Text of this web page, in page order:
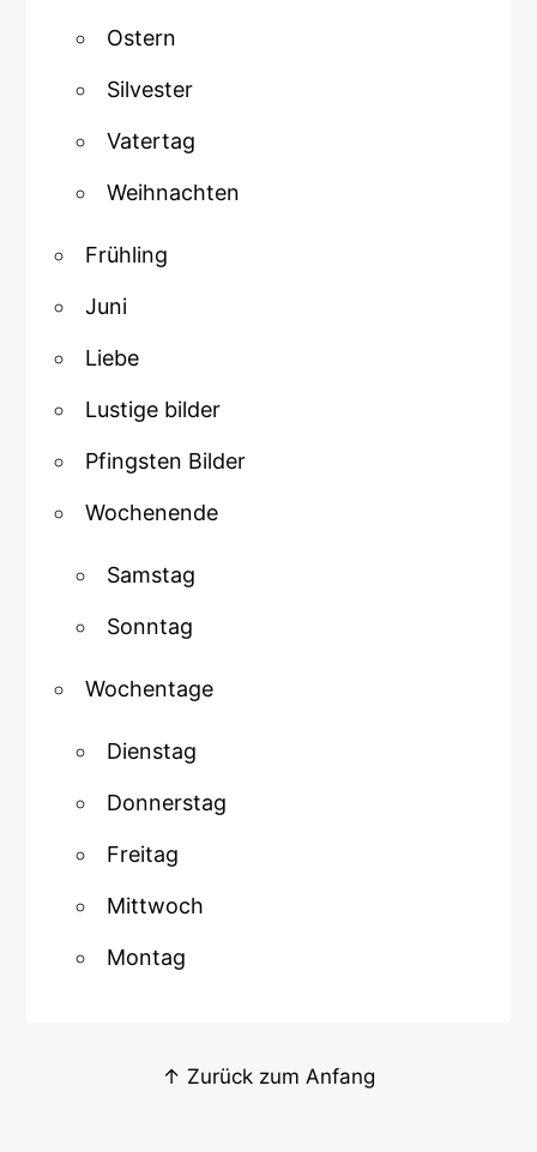
Ostern
Silvester
Vatertag
Weihnachten
Frühling
Juni
Liebe
Lustige bilder
Pfingsten Bilder
Wochenende
Samstag
Sonntag
Wochentage
Dienstag
Donnerstag
Freitag
Mittwoch
Montag
↑ Zurück zum Anfang